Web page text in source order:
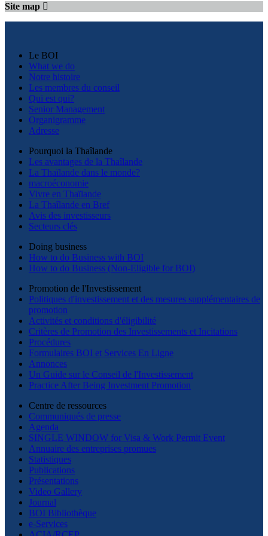
Site map
Le BOI
What we do
Notre histoire
Les membres du conseil
Qui est qui?
Senior Management
Organigramme
Adresse
Pourquoi la Thaîlande
Les avantages de la Thaîlande
La Thaïlande dans le monde?
macroéconomie
Vivre en Thaïlande
La Thaîlande en Bref
Avis des investisseurs
Secteurs clés
Doing business
How to do Business with BOI
How to do Business (Non-Eligible for BOI)
Promotion de l'Investissement
Politiques d'investissement et des mesures supplémentaires de
promotion
Activités et conditions d'éligibilité
Critères de Promotion des Investissements et Incitations
Procédures
Formulaires BOI et Services En Ligne
Annonces
Un Guide sur le Conseil de l'Investissement
Practice After Being Investment Promotion
Centre de ressources
Communiqués de presse
Agenda
SINGLE WINDOW for Visa & Work Permit Event
Annuaire des entreprises promues
Statistiques
Publications
Présentations
Video Gallery
Journal
BOI Bibliothèque
e-Services